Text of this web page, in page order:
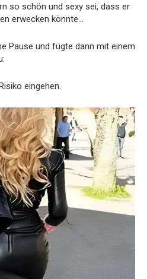
so schön und sexy sei, dass er
erwecken könnte…
Pause und fügte dann mit einem
eingehen.